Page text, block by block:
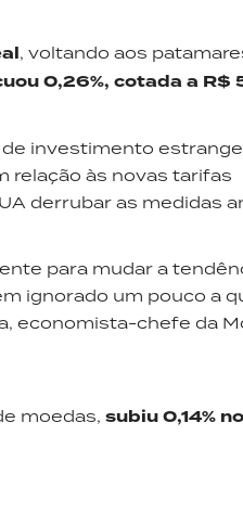
, voltando aos
0,26%, cotada a R$
investimento
relação às novas tarifas
derrubar as medidas
para mudar a
ignorado um pouco a
economista-chefe da
moedas, subiu 0,14%